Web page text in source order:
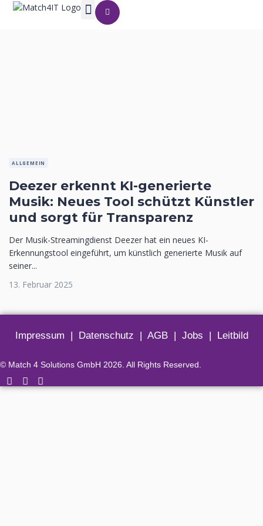
ALLGEMEIN
Deezer erkennt KI-generierte
Musik: Neues Tool schützt Künstler
und sorgt für Transparenz
Der Musik-Streamingdienst Deezer hat ein neues KI-
Erkennungstool eingeführt, um künstlich generierte Musik auf
seiner...
13. Februar 2025
Impressum | Datenschutz | AGB| Jobs | Leitbild
© Match 4 Solutions GmbH 2026. All Rights Reserved.